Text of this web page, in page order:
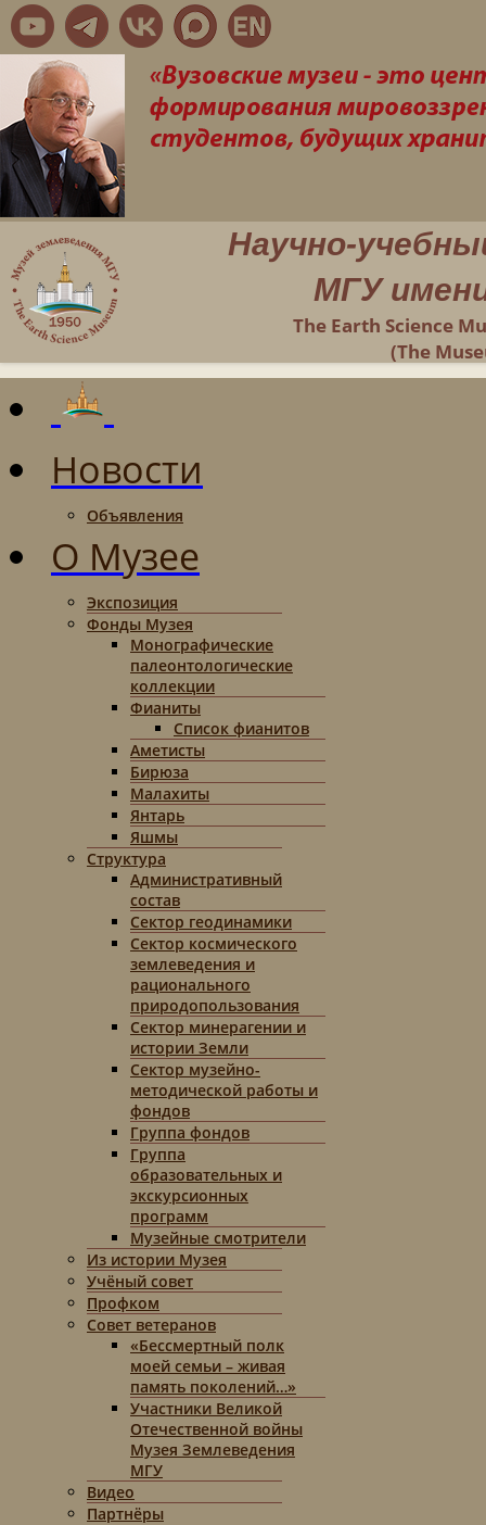
Научно-
МГУ
The Earth Science
(The
Новости
Объявления
О Музее
Экспозиция
Фонды Музея
Монографические
палеонтологические
коллекции
Фианиты
Список фианитов
Аметисты
Бирюза
Малахиты
Янтарь
Яшмы
Структура
Административный
состав
Сектор геодинамики
Сектор космического
землеведения и
рационального
природопользования
Сектор минерагении и
истории Земли
Сектор музейно-
методической работы и
фондов
Группа фондов
Группа
образовательных и
экскурсионных
программ
Музейные смотрители
Из истории Музея
Учёный совет
Профком
Совет ветеранов
«Бессмертный полк
моей семьи – живая
память поколений…»
Участники Великой
Отечественной войны
Музея Землеведения
МГУ
Видео
Партнёры